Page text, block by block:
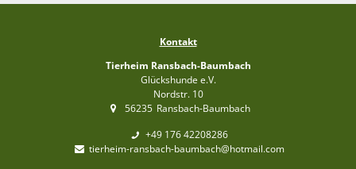
Kontakt
Tierheim Ransbach-Baumbach
Glückshunde e.V.
Nordstr. 10
56235 Ransbach-Baumbach
+49 176 42208286
tierheim-ransbach-baumbach@hotmail.com